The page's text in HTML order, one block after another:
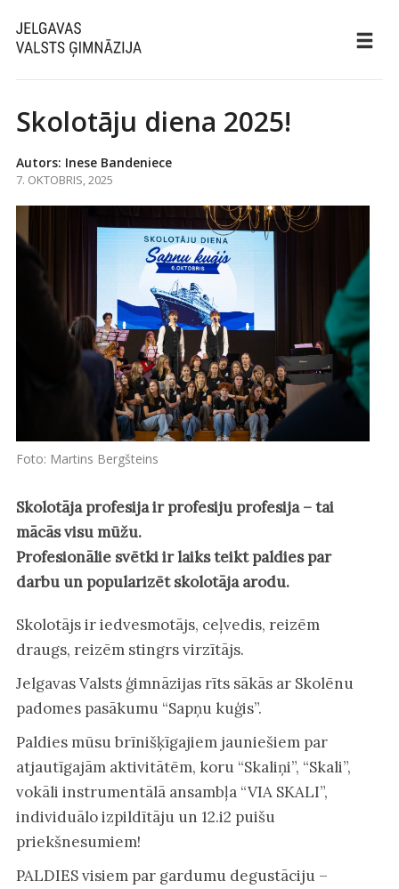
Skolotāju diena 2025!
Autors: Inese Bandeniece
7. OKTOBRIS, 2025
Foto: Martins Bergšteins
Skolotāja profesija ir profesiju profesija – tai
mācās visu mūžu.
Profesionālie svētki ir laiks teikt paldies par
darbu un popularizēt skolotāja arodu.
Skolotājs ir iedvesmotājs, ceļvedis, reizēm
draugs, reizēm stingrs virzītājs.
Jelgavas Valsts ģimnāzijas rīts sākās ar Skolēnu
padomes pasākumu “Sapņu kuģis”.
Paldies mūsu brīnišķīgajiem jauniešiem par
atjautīgajām aktivitātēm, koru “Skaliņi”, “Skali”,
vokāli instrumentālā ansambļa “VIA SKALI”,
individuālo izpildītāju un 12.i2 puišu
priekšnesumiem!
PALDIES visiem par gardumu degustāciju –